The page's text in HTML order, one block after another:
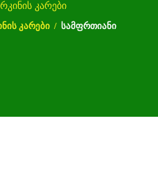
კარები
ᲙᲐᲠᲔᲑᲘ / ᲡᲐᲛᲤᲠᲗᲘᲐᲜᲘ